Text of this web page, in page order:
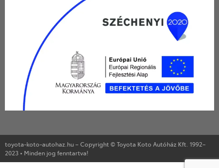
toyota-koto-autohaz.hu – Copyright © Toyota Koto Autóház Kft. 1992–
2023 • Minden jog fenntartva!